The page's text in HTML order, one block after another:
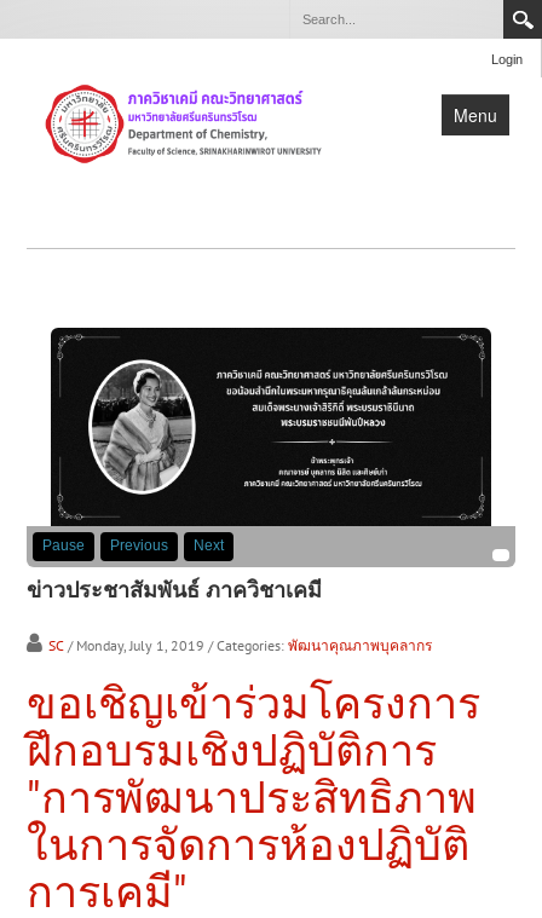
Login
Menu
เกี่ยวกับภาควิชา
วิจัย
บุคลากร
สำหรับบุคลากรและนิสิตภาควิชาเคมี
Pause Previous Next
ข่าวประชาสัมพันธ์ ภาควิชาเคมี
SC / Monday, July 1, 2019 / Categories:พัฒนาคุณภาพบุคลากร
ขอเชิญเข้าร่วมโครงการ
ฝึกอบรมเชิงปฏิบัติการ
"การพัฒนาประสิทธิภาพ
ในการจัดการห้องปฏิบัติ
การเคมี"